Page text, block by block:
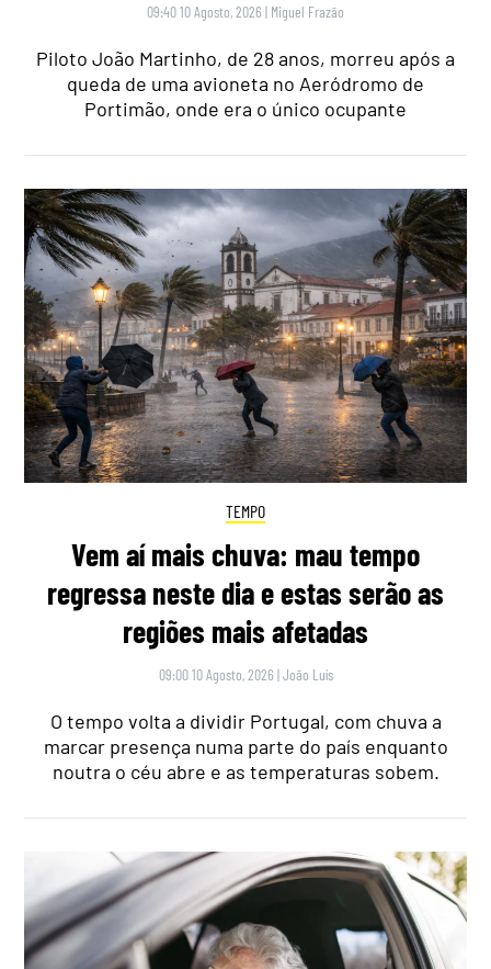
09:40 10 Agosto, 2026 | Miguel Frazão
Piloto João Martinho, de 28 anos, morreu após a
queda de uma avioneta no Aeródromo de
Portimão, onde era o único ocupante
TEMPO
Vem aí mais chuva: mau tempo
regressa neste dia e estas serão as
regiões mais afetadas
09:00 10 Agosto, 2026 |João Luís
O tempo volta a dividir Portugal, com chuva a
marcar presença numa parte do país enquanto
noutra o céu abre e as temperaturas sobem.